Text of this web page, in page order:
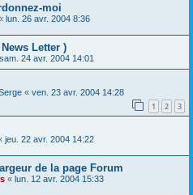
moi
lun. 26 avr. 2004 8:36
Letter )
sam. 24 avr. 2004 14:01
« ven. 23 avr. 2004 14:28
1 2 3
jeu. 22 avr. 2004 14:22
de la page Forum
« lun. 12 avr. 2004 15:33